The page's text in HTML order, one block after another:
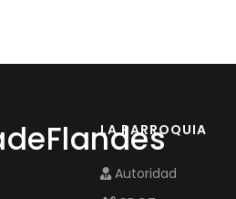
LA PARROQUIA
Autoridad